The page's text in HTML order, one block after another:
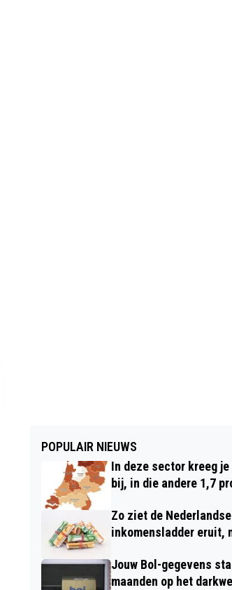
POPULAIR NIEUWS
In deze sector kreeg
bij, in die andere 1,7
Zo ziet de Nederlandse
inkomensladder eruit,
Jouw Bol-gegevens
maanden op het